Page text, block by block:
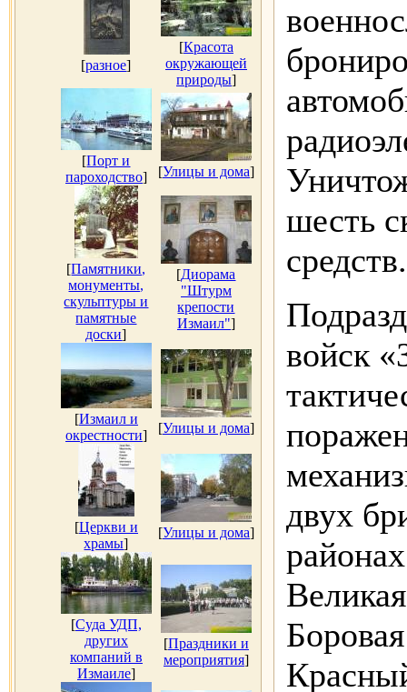
[разное]
[Красота
окружающей
природы]
[Порт и
пароходство] [Улицы и дома]
[Памятники,
монументы,
скульптуры и
памятные
доски]
[Диорама
"Штурм
крепости
Измаил"]
[Измаил и
окрестности] [Улицы и дома]
[Церкви и
храмы]
[Улицы и дома]
[Суда УДП,
других
компаний в
Измаиле]
[Праздники и
мероприятия]
шесть
средств.
войск
двух